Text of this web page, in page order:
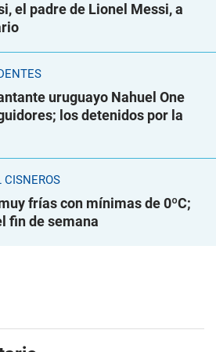
el padre de Lionel Messi, a
uruguayo Nahuel One
los detenidos por la
CISNEROS
frías con mínimas de 0ºC;
fin de semana